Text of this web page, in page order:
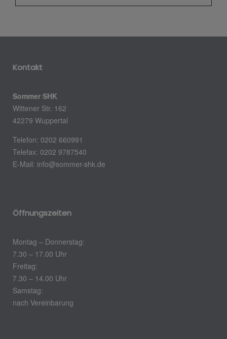
Kontakt
Sommer SHK
Wittener Str. 162
42279 Wuppertal
Telefon: 0202 660991
Telefax: 0202 9787540
E-Mail: info@sommer-shk.de
Öffnungszeiten
Montag – Donnerstag:
7.30 – 17.00 Uhr
Freitag:
7.30 – 14.00 Uhr
Samstag:
nach Vereinbarung